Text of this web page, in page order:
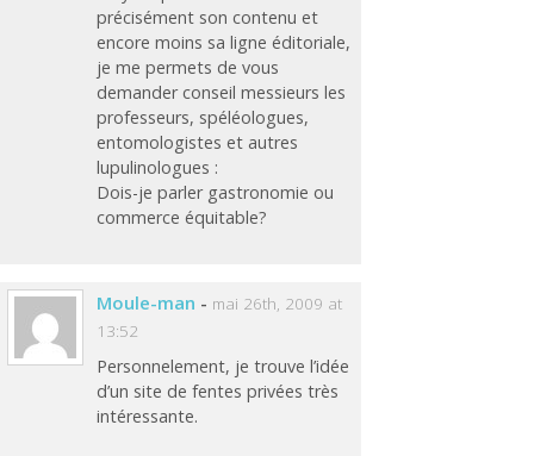
précisément son contenu et
encore moins sa ligne éditoriale,
je me permets de vous
demander conseil messieurs les
professeurs, spéléologues,
entomologistes et autres
lupulinologues :
Dois-je parler gastronomie ou
commerce équitable?
Moule-man - mai 26th, 2009 at
13:52
Personnelement, je trouve l’idée
d’un site de fentes privées très
intéressante.